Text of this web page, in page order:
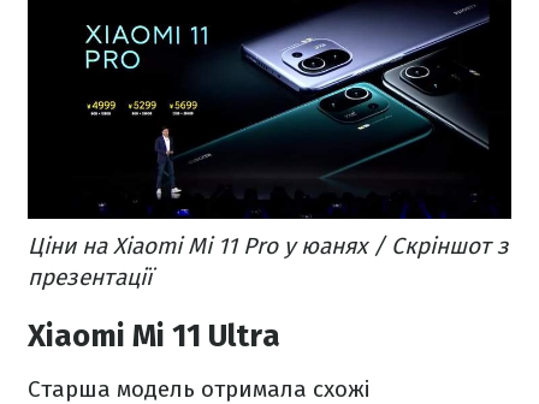
Ціни на Xiaomi Mi 11 Pro у юанях / Скріншот з
презентації
Xiaomi Mi 11 Ultra
Старша модель отримала схожі